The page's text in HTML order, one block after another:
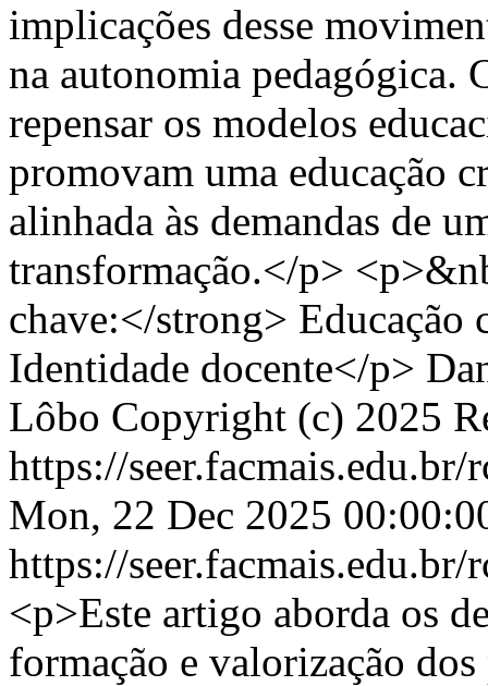
implicações desse
na autonomia pedagógica.
repensar os modelos
promovam uma educação
alinhada às demandas de
transformação.</p>
chave:</strong> Educação
Identidade docente</p>
Lôbo Copyright (c) 2025
https://
Mon, 22 Dec 2025
https://
<p>Este artigo aborda os
formação e valorização dos